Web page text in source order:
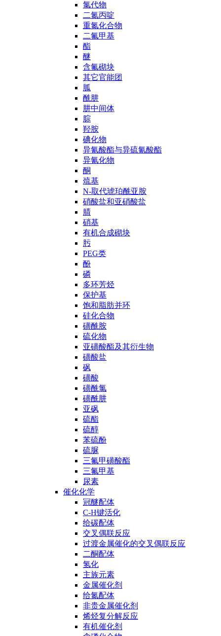
氯代物
二氮丙啶
重氮化合物
二氟甲基
酯
醚
含氟砌块
其它官能团
胍
酰肼
肼中间体
腙
羟胺
碘化物
异氰酸酯与异硫氰酸酯
异氰化物
酮
巯基
N-取代琥珀酰亚胺
硝酸盐和亚硝酸盐
腈
硝基
有机合成砌块
肟
PEG类
酚
磷
多环芳烃
保护基
饱和脂肪并环
硅化合物
磺酰胺
硫化物
亚磺酸酯及其衍生物
磺酸盐
砜
磺酸
磺酰氯
磺酰肼
亚砜
硫酯
硫醇
苯硫酚
硫脲
三氟甲磺酸酯
三氟甲基
尿素
催化化学
冠醚配体
C-H键活化
给碳配体
交叉偶联反应
过渡金属催化的交叉偶联反应
二酮配体
氢化
主族元素
金属催化剂
给氮配体
非贵金属催化剂
烯烃复分解反应
有机催化剂